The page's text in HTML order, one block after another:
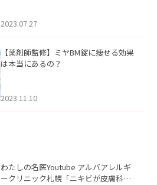
2023.07.27
【薬剤師監修】ミヤBM錠に痩せる効果
は本当にあるの？
2023.11.10
わたしの名医Youtube アルバアレルギ
ークリニック札幌「ニキビが皮膚科で